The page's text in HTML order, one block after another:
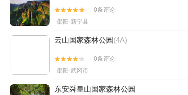


0条评论
邵阳·新宁县
云山国家森林公园(4A)


0条评论
邵阳·武冈市
东安舜皇山国家森林公园